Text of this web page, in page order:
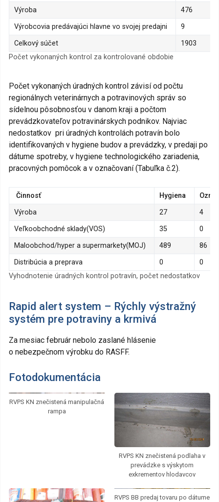
Výroba
476
Výrobcovia predávajúci hlavne vo svojej predajni
9
Celkový súčet
1903
Počet vykonaných kontrol za kontrolované obdobie
Počet vykonaných úradných kontrol závisí od počtu
regionálnych veterinárnych a potravinových správ so
sídelnou pôsobnosťou v danom kraji a počtom
prevádzkovateľov potravinárskych podnikov. Najviac
nedostatkov pri úradných kontrolách potravín bolo
identifikovaných v hygiene budov a prevádzky, v predaji po
dátume spotreby, v hygiene technologického zariadenia,
pracovných pomôcok a v označovaní (Tabuľka č.2).
Činnosť Hygiena
Výroba
27
4
Veľkoobchodné sklady(VOS)
35
0
Maloobchod/hyper a supermarkety(MOJ)
489
86
Distribúcia a preprava
0
0
Vyhodnotenie úradných kontrol potravín, počet nedostatkov
Rapid alert system – Rýchly výstražný
systém pre potraviny a krmivá
Za mesiac február nebolo zaslané hlásenie
o nebezpečnom výrobku do RASFF.
Fotodokumentácia
RVPS KN znečistená manipulačná
rampa
RVPS KN znečistená podlaha v
prevádzke s výskytom
exkrementov hlodavcov
RVPS BB predaj tovaru po dátume